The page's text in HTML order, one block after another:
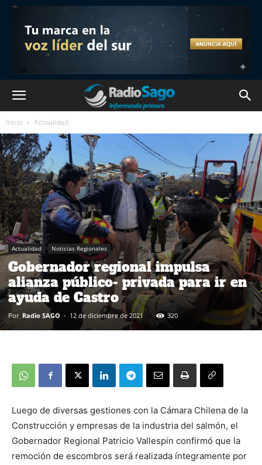
Inicio Actualidad
Actualidad Noticias Regionales
Gobernador regional impulsa
alianza público- privada para ir en
ayuda de Castro
Por Radio SAGO - 12 de diciembre de 2021 320
Luego de diversas gestiones con la Cámara Chilena de la
Construcción y empresas de la industria del salmón, el
Gobernador Regional Patricio Vallespin confirmó que la
remoción de escombros será realizada íntegramente por